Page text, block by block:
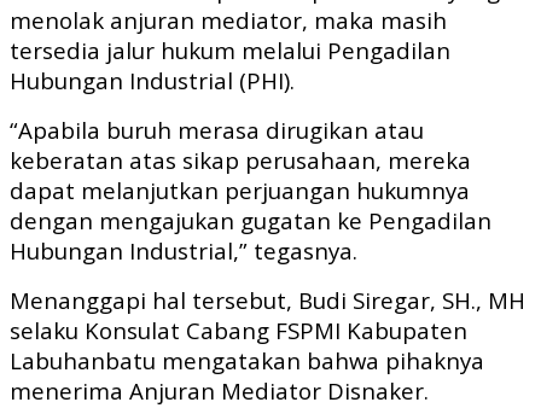
menolak anjuran mediator, maka masih
tersedia jalur hukum melalui Pengadilan
Hubungan Industrial (PHI).
“Apabila buruh merasa dirugikan atau
keberatan atas sikap perusahaan, mereka
dapat melanjutkan perjuangan hukumnya
dengan mengajukan gugatan ke Pengadilan
Hubungan Industrial,” tegasnya.
Menanggapi hal tersebut, Budi Siregar, SH., MH
selaku Konsulat Cabang FSPMI Kabupaten
Labuhanbatu mengatakan bahwa pihaknya
menerima Anjuran Mediator Disnaker.